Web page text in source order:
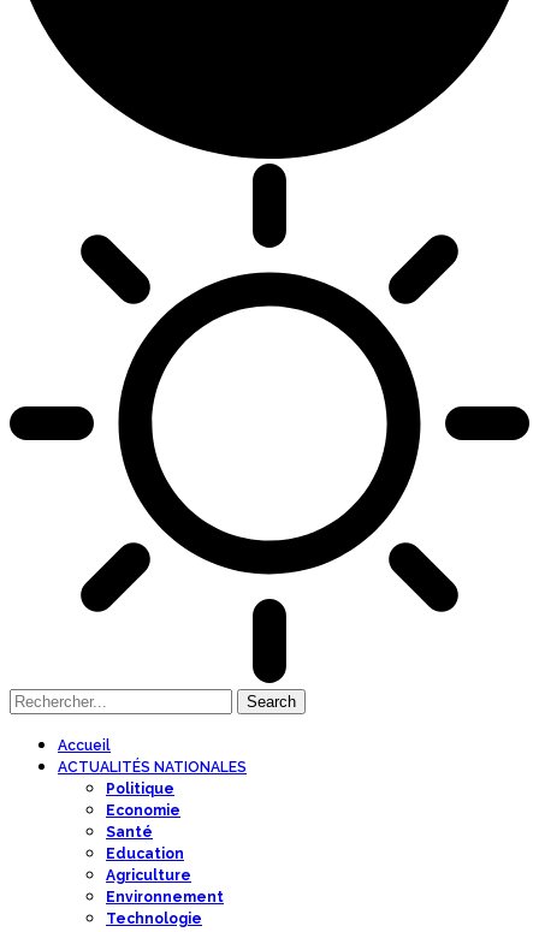
Accueil
ACTUALITÉS NATIONALES
Politique
Economie
Santé
Education
Agriculture
Environnement
Technologie